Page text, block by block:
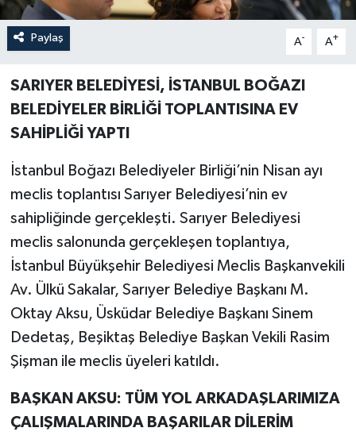
Paylaş A- A+
SARIYER BELEDİYESİ, İSTANBUL BOĞAZI
BELEDİYELER BİRLİĞİ TOPLANTISINA EV
SAHİPLİĞİ YAPTI
İstanbul Boğazı Belediyeler Birliği’nin Nisan ayı
meclis toplantısı Sarıyer Belediyesi’nin ev
sahipliğinde gerçekleşti. Sarıyer Belediyesi
meclis salonunda gerçekleşen toplantıya,
İstanbul Büyükşehir Belediyesi Meclis Başkanvekili
Av. Ülkü Sakalar, Sarıyer Belediye Başkanı M.
Oktay Aksu, Üsküdar Belediye Başkanı Sinem
Dedetaş, Beşiktaş Belediye Başkan Vekili Rasim
Şişman ile meclis üyeleri katıldı.
BAŞKAN AKSU: TÜM YOL ARKADAŞLARIMIZA
ÇALIŞMALARINDA BAŞARILAR DİLERİM